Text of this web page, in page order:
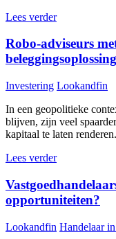
Lees verder
Robo-adviseurs
beleggingsoplossing
Investering Lookandfin
In een geopolitieke
blijven, zijn veel
kapitaal te laten
Lees verder
opportuniteiten?
Lookandfin Handelaar